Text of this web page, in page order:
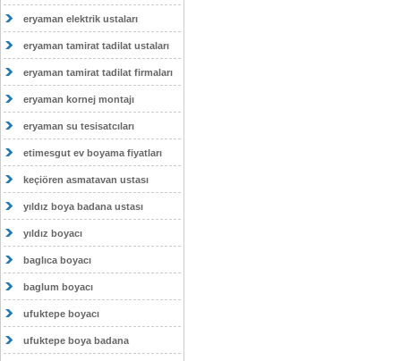
eryaman elektrik ustaları
eryaman tamirat tadilat ustaları
eryaman tamirat tadilat firmaları
eryaman kornej montajı
eryaman su tesisatcıları
etimesgut ev boyama fiyatları
keçiören asmatavan ustası
yıldız boya badana ustası
yıldız boyacı
baglıca boyacı
baglum boyacı
ufuktepe boyacı
ufuktepe boya badana